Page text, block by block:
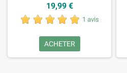
19,99 €
1 avis
ACHETER